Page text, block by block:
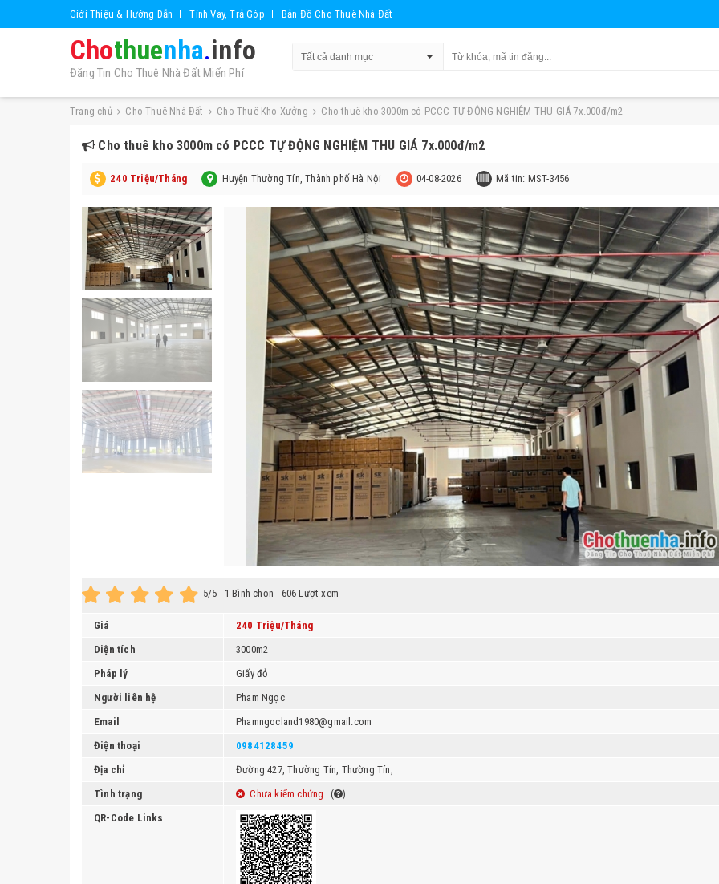
Giới Thiệu & Hướng Dẫn Tính Vay, Trả Góp Bản Đồ Cho Thuê Nhà Đất
Chothuenha.info
Đăng Tin Cho Thuê Nhà Đất Miển Phí
Trang chủ Cho Thuê Nhà Đất Cho Thuê Kho Xưởng Cho thuê kho 3000m có PCCC TỰ ĐỘNG NGHIỆM THU GIÁ 7x.000đ/m2
Cho thuê kho 3000m có PCCC TỰ ĐỘNG NGHIỆM THU GIÁ 7x.000đ/m2
240 Triệu/Tháng Huyện Thường Tín, Thành phố Hà Nội 04-08-2026 Mã tin: MST-3456
5/5 - 1 Bình chọn - 606 Lượt xem
Giá
240 Triệu/Tháng
Diện tích
3000m2
Pháp lý
Giấy đỏ
Người liên hệ
Pham Ngọc
Email
Phamngocland1980@gmail.com
Điện thoại
0984128459
Địa chỉ
Đường 427, Thường Tín, Thường Tín,
Tình trạng
Chưa kiểm chứng (
)
QR-Code Links